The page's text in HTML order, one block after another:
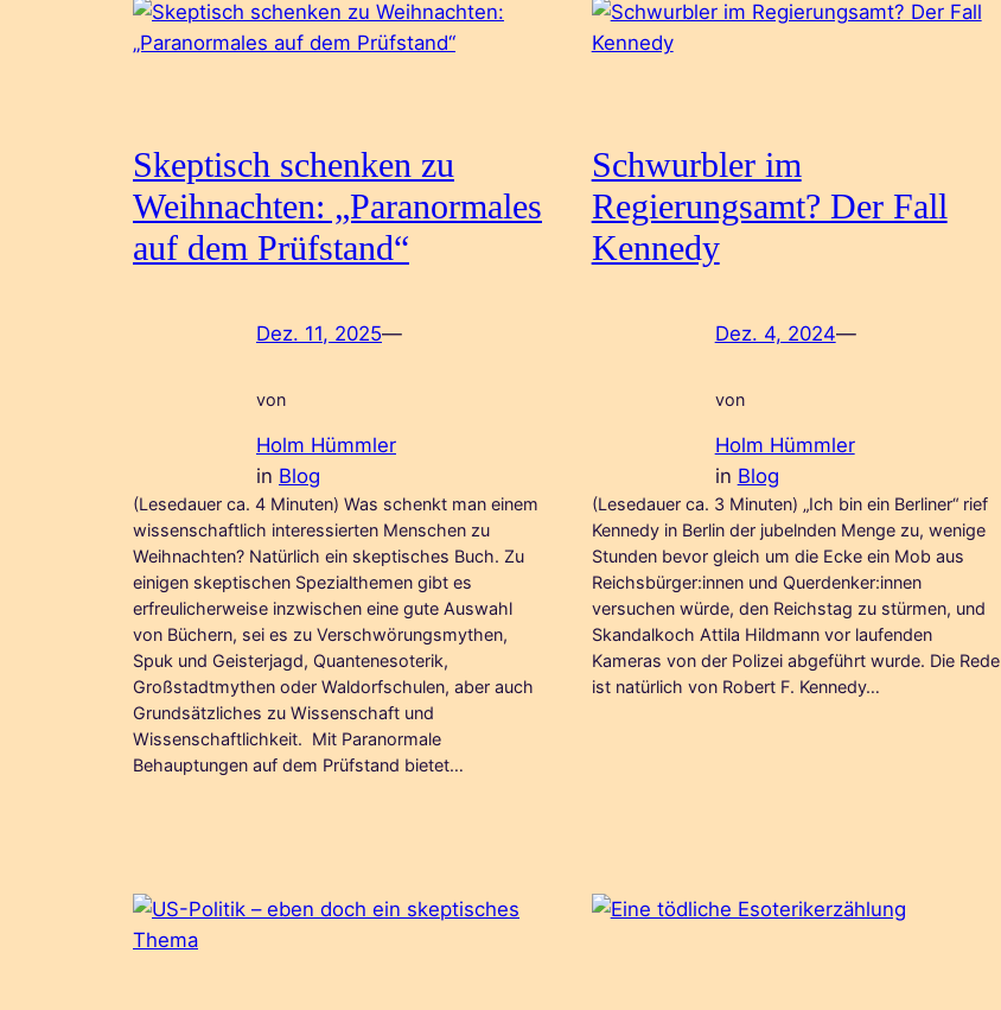
Skeptisch schenken zu
Weihnachten: „Paranormales
auf dem Prüfstand“
Dez. 11, 2025—
von
Holm Hümmler
in Blog
(Lesedauer ca. 4 Minuten) Was schenkt man einem
wissenschaftlich interessierten Menschen zu
Weihnachten? Natürlich ein skeptisches Buch. Zu
einigen skeptischen Spezialthemen gibt es
erfreulicherweise inzwischen eine gute Auswahl
von Büchern, sei es zu Verschwörungsmythen,
Spuk und Geisterjagd, Quantenesoterik,
Großstadtmythen oder Waldorfschulen, aber auch
Grundsätzliches zu Wissenschaft und
Wissenschaftlichkeit. Mit Paranormale
Behauptungen auf dem Prüfstand bietet…
Schwurbler im
Regierungsamt? Der Fall
Kennedy
Dez. 4, 2024—
von
Holm Hümmler
in Blog
(Lesedauer ca. 3 Minuten) „Ich bin ein Berliner“ rief
Kennedy in Berlin der jubelnden Menge zu, wenige
Stunden bevor gleich um die Ecke ein Mob aus
Reichsbürger:innen und Querdenker:innen
versuchen würde, den Reichstag zu stürmen, und
Skandalkoch Attila Hildmann vor laufenden
Kameras von der Polizei abgeführt wurde. Die Rede
ist natürlich von Robert F. Kennedy…